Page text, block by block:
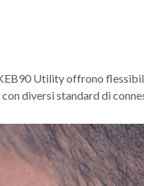
Utility offrono
diversi standard di